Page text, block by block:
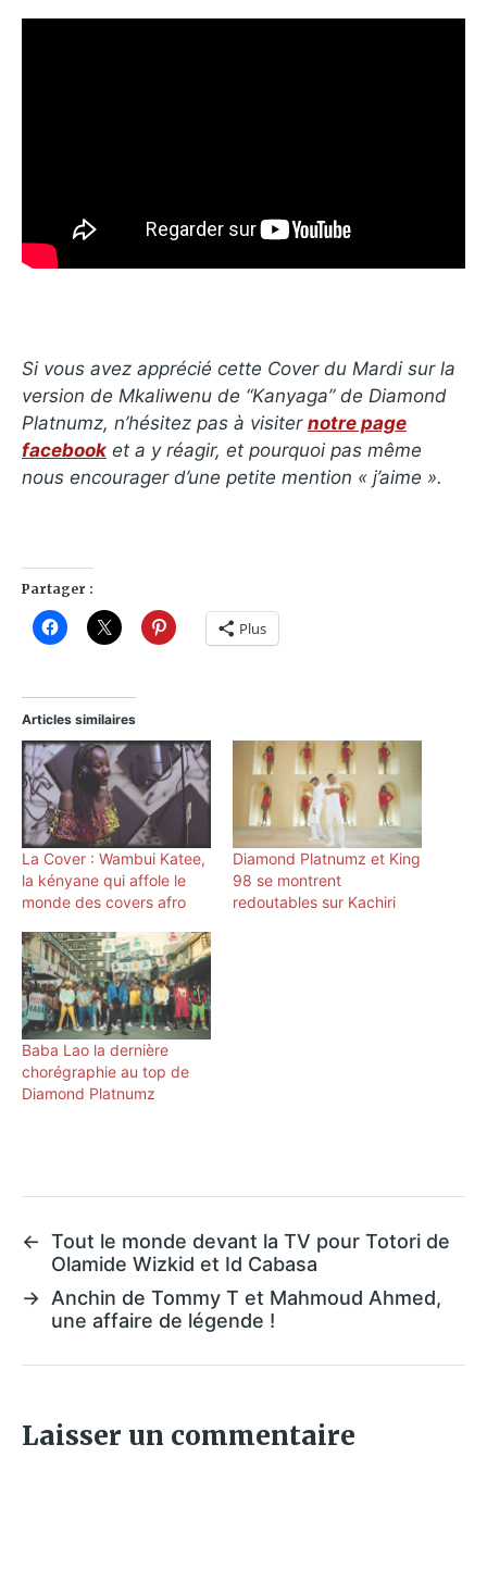
Si vous avez apprécié cette Cover du Mardi sur la
version de Mkaliwenu de “Kanyaga” de Diamond
Platnumz, n’hésitez pas à visiter notre page
facebook et a y réagir, et pourquoi pas même
nous encourager d’une petite mention « j’aime ».
Partager :
Plus
Articles similaires
La Cover : Wambui Katee,
la kényane qui affole le
monde des covers afro
Diamond Platnumz et King
98 se montrent
redoutables sur Kachiri
Baba Lao la dernière
chorégraphie au top de
Diamond Platnumz
← Tout le monde devant la TV pour Totori de
Olamide Wizkid et Id Cabasa
→ Anchin de Tommy T et Mahmoud Ahmed,
une affaire de légende !
Laisser un commentaire